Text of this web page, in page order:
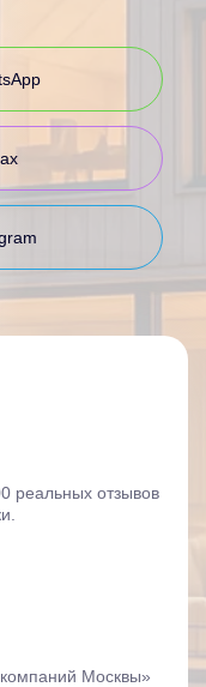
реальных отзывов
Москвы»